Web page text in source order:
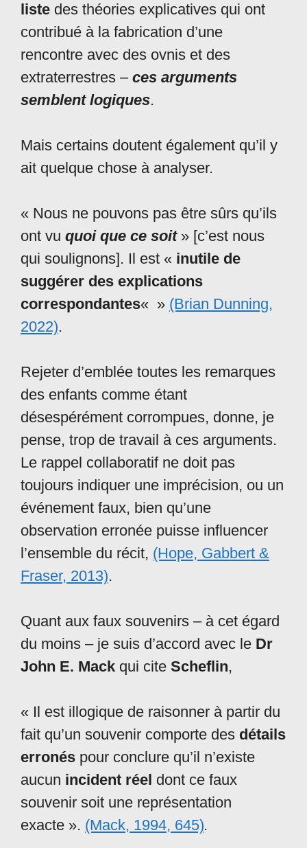
liste des théories explicatives qui ont
contribué à la fabrication d’une
rencontre avec des ovnis et des
extraterrestres – ces arguments
semblent logiques.
Mais certains doutent également qu’il y
ait quelque chose à analyser.
« Nous ne pouvons pas être sûrs qu’ils
ont vu quoi que ce soit» [c’est nous
qui soulignons]. Il est « inutile de
suggérer des explications
correspondantes« » (Brian Dunning,
2022).
Rejeter d’emblée toutes les remarques
des enfants comme étant
désespérément corrompues, donne, je
pense, trop de travail à ces arguments.
Le rappel collaboratif ne doit pas
toujours indiquer une imprécision, ou un
événement faux, bien qu’une
observation erronée puisse influencer
l’ensemble du récit, (Hope, Gabbert &
Fraser, 2013).
Quant aux faux souvenirs – à cet égard
du moins – je suis d’accord avec le Dr
John E. Mack qui cite Scheflin,
« Il est illogique de raisonner à partir du
fait qu’un souvenir comporte des détails
erronés pour conclure qu’il n’existe
aucun incident réel dont ce faux
souvenir soit une représentation
exacte ». (Mack, 1994, 645).